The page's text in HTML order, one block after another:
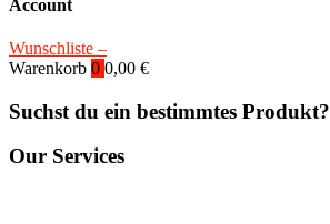
Account
Wunschliste –
Warenkorb 0 0,00 €
Suchst du ein bestimmtes Produkt?
Our Services